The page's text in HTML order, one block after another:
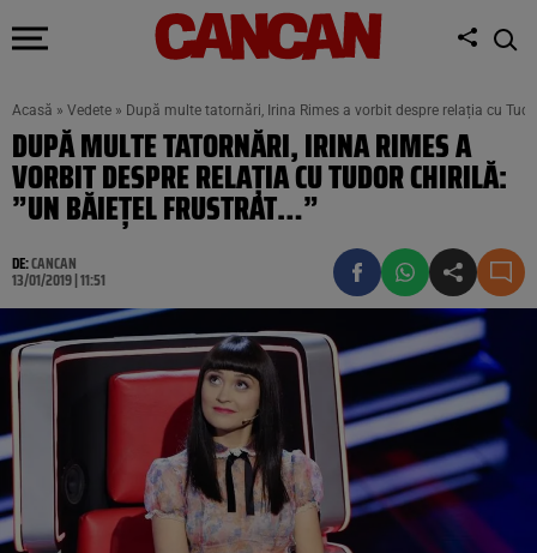
Acasă » Vedete » După multe tatornări, Irina Rimes a vorbit despre relația cu
DUPĂ MULTE TATORNĂRI, IRINA RIMES A
VORBIT DESPRE RELAȚIA CU TUDOR CHIRILĂ:
”UN BĂIEȚEL FRUSTRAT…”
DE:CANCAN
13/01/2019 | 11:51